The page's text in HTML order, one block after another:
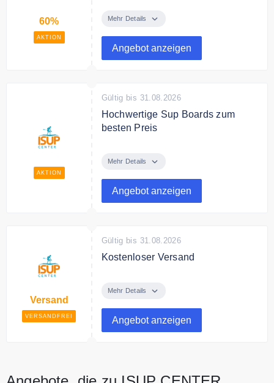
60%
AKTION
ausgewählte Sup Board Sets.
Mehr Details
Angebot anzeigen
AKTION
Gültig bis 31.08.2026
Hochwertige Sup Boards zum
besten Preis
hochwertige Sup Boards sowie
besten Preis
Mehr Details
Angebot anzeigen
Versand
VERSANDFREI
Gültig bis 31.08.2026
Kostenloser Versand
eines SUP-Boards
Mehr Details
Angebot anzeigen